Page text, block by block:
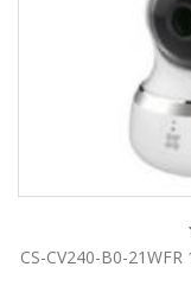
CS-CV240-B0-